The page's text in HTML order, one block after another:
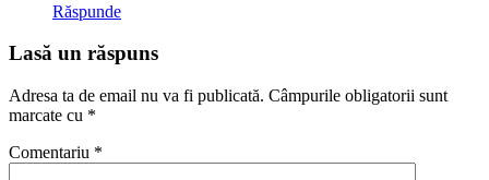
Răspunde
Lasă un răspuns
Adresa ta de email nu va fi publicată. Câmpurile obligatorii sunt
marcate cu *
Comentariu *